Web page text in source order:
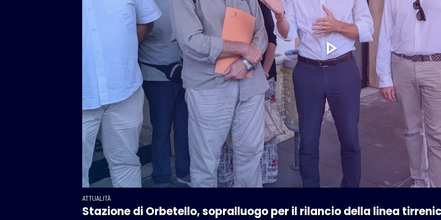
ATTUALITÀ
Stazione di Orbetello, sopralluogo per il rilancio della linea